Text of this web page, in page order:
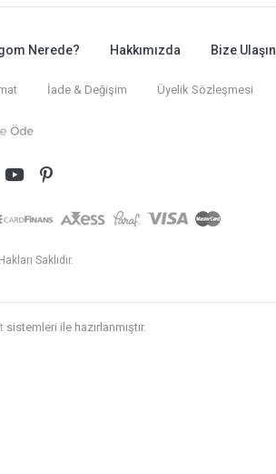
Nerede? Hakkımızda Bize Ulaşın
İade & Değişim Üyelik Sözleşmesi
Saklıdır.
sistemleri ile hazırlanmıştır.